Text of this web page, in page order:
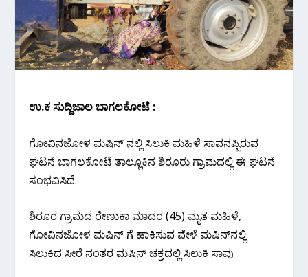
ಉ.ಕ ಸುದ್ದಿಜಾಲ ಬಾಗಲಕೋಟೆ :
ಗೋವಿನಜೋಳ ಮಷಿನ್ ನಲ್ಲಿ ಸಿಲುಕಿ ಮಹಿಳೆ ಸಾವನಪ್ಪಿರುವ
ಘಟನೆ ಬಾಗಲಕೋಟೆ ತಾಲ್ಲೂಕಿನ ಶಿರೂರು ಗ್ರಾಮದಲ್ಲಿ ಈ ಘಟನೆ
ಸಂಭವಿಸಿದೆ.
ಶಿರೂರ ಗ್ರಾಮದ ರೇಣುಕಾ ಮಾದರ (45) ಮೃತ ಮಹಿಳೆ,
ಗೋವಿನಜೋಳ ಮಷಿನ್ ಗೆ ಹಾಕಿಸುವ ವೇಳೆ ಮಷಿನ್‌ನಲ್ಲಿ
ಸಿಲುಕಿದ ಸೀರೆ ನಂತರ ಮಷಿನ್ ಚಕ್ರದಲ್ಲಿ ಸಿಲುಕಿ ಸಾವು